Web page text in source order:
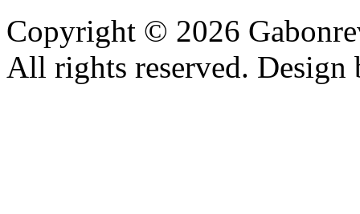
Copyright © 2026
All rights reserved.